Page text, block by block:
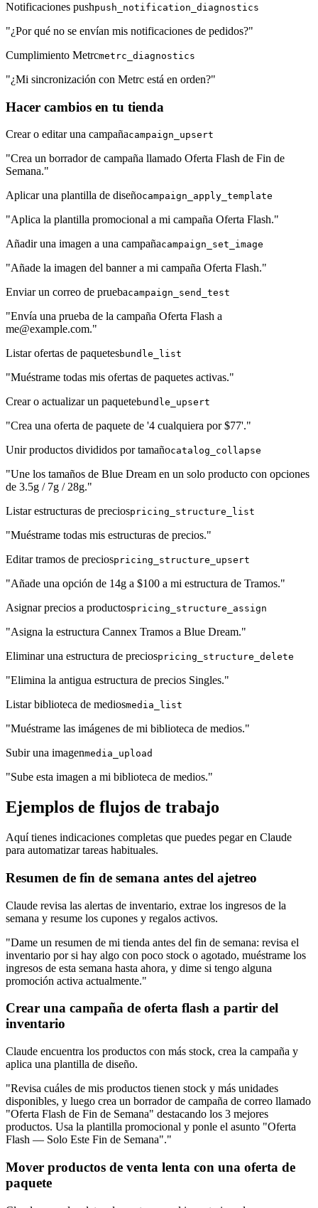
Notificaciones pushpush_notification_diagnostics
"¿Por qué no se envían mis notificaciones de pedidos?"
Cumplimiento Metrcmetrc_diagnostics
"¿Mi sincronización con Metrc está en orden?"
Hacer cambios en tu tienda
Crear o editar una campañacampaign_upsert
"Crea un borrador de campaña llamado Oferta Flash de Fin de
Semana."
Aplicar una plantilla de diseñocampaign_apply_template
"Aplica la plantilla promocional a mi campaña Oferta Flash."
Añadir una imagen a una campañacampaign_set_image
"Añade la imagen del banner a mi campaña Oferta Flash."
Enviar un correo de pruebacampaign_send_test
"Envía una prueba de la campaña Oferta Flash a
me@example.com."
Listar ofertas de paquetesbundle_list
"Muéstrame todas mis ofertas de paquetes activas."
Crear o actualizar un paquetebundle_upsert
"Crea una oferta de paquete de '4 cualquiera por $77'."
Unir productos divididos por tamañocatalog_collapse
"Une los tamaños de Blue Dream en un solo producto con opciones
de 3.5g / 7g / 28g."
Listar estructuras de preciospricing_structure_list
"Muéstrame todas mis estructuras de precios."
Editar tramos de preciospricing_structure_upsert
"Añade una opción de 14g a $100 a mi estructura de Tramos."
Asignar precios a productospricing_structure_assign
"Asigna la estructura Cannex Tramos a Blue Dream."
Eliminar una estructura de preciospricing_structure_delete
"Elimina la antigua estructura de precios Singles."
Listar biblioteca de mediosmedia_list
"Muéstrame las imágenes de mi biblioteca de medios."
Subir una imagenmedia_upload
"Sube esta imagen a mi biblioteca de medios."
Ejemplos de flujos de trabajo
Aquí tienes indicaciones completas que puedes pegar en Claude
para automatizar tareas habituales.
Resumen de fin de semana antes del ajetreo
Claude revisa las alertas de inventario, extrae los ingresos de la
semana y resume los cupones y regalos activos.
"Dame un resumen de mi tienda antes del fin de semana: revisa el
inventario por si hay algo con poco stock o agotado, muéstrame los
ingresos de esta semana hasta ahora, y dime si tengo alguna
promoción activa actualmente."
Crear una campaña de oferta flash a partir del
inventario
Claude encuentra los productos con más stock, crea la campaña y
aplica una plantilla de diseño.
"Revisa cuáles de mis productos tienen stock y más unidades
disponibles, y luego crea un borrador de campaña de correo llamado
"Oferta Flash de Fin de Semana" destacando los 3 mejores
productos. Usa la plantilla promocional y ponle el asunto "Oferta
Flash — Solo Este Fin de Semana"."
Mover productos de venta lenta con una oferta de
paquete